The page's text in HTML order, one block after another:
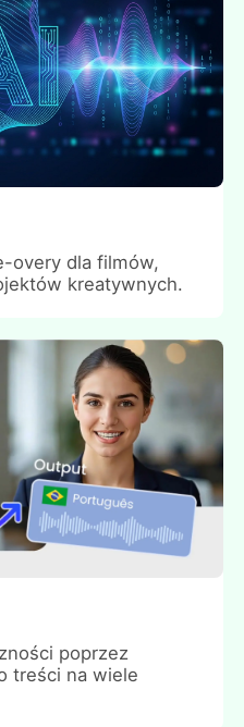
overy dla filmów,
kreatywnych.
poprzez
treści na wiele